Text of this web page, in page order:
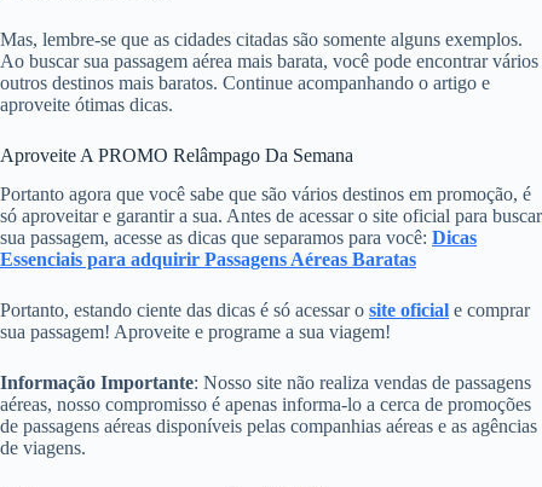
Mas, lembre-se que as cidades citadas são somente alguns exemplos.
Ao buscar sua passagem aérea mais barata, você pode encontrar vários
outros destinos mais baratos. Continue acompanhando o artigo e
aproveite ótimas dicas.
Aproveite A PROMO Relâmpago Da Semana
Portanto agora que você sabe que são vários destinos em promoção, é
só aproveitar e garantir a sua. Antes de acessar o site oficial para buscar
sua passagem, acesse as dicas que separamos para você: Dicas
Essenciais para adquirir Passagens Aéreas Baratas
Portanto, estando ciente das dicas é só acessar o site oficial e comprar
sua passagem! Aproveite e programe a sua viagem!
Informação Importante: Nosso site não realiza vendas de passagens
aéreas, nosso compromisso é apenas informa-lo a cerca de promoções
de passagens aéreas disponíveis pelas companhias aéreas e as agências
de viagens.